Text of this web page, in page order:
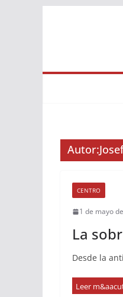
Autor:
CENTRO
1 de mayo
La
Desde la